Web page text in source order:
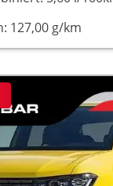
127,00 g/km